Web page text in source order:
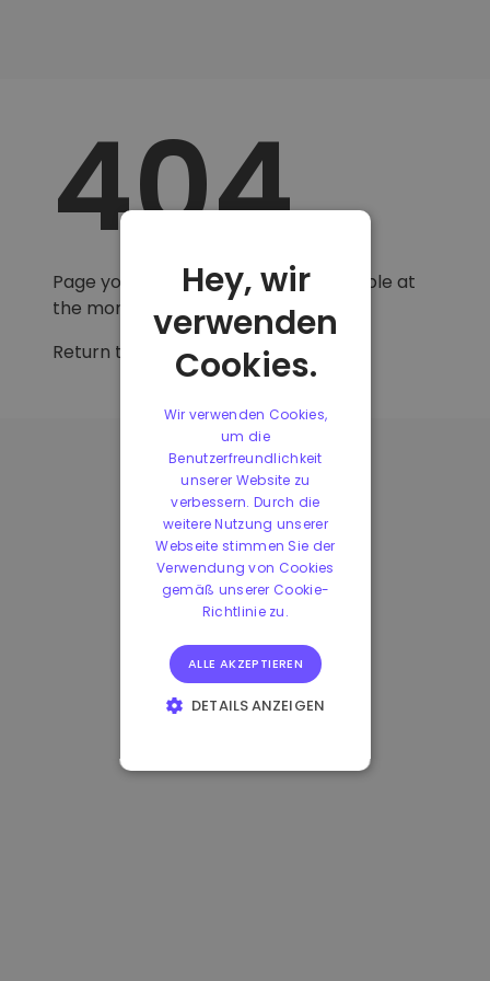
404
Page you are looking for is not available at
the moment.
Return to
homepage.
Hey, wir
verwenden
Cookies.
Wir verwenden Cookies,
um die
Benutzerfreundlichkeit
unserer Website zu
verbessern. Durch die
weitere Nutzung unserer
Webseite stimmen Sie der
Verwendung von Cookies
gemäß unserer Cookie-
Richtlinie zu.
ALLE AKZEPTIEREN
DETAILS ANZEIGEN